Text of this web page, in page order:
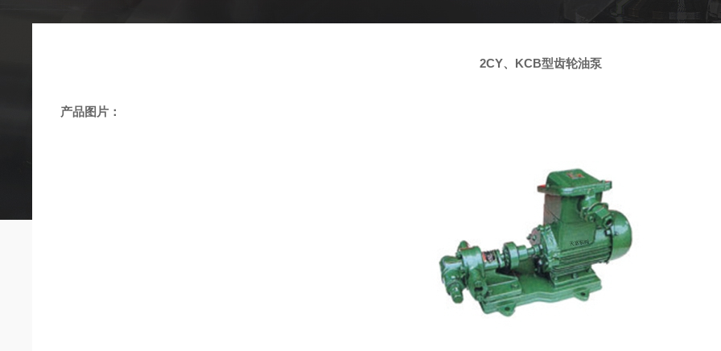
2CY、 KCB型齿轮油泵
产品图片：